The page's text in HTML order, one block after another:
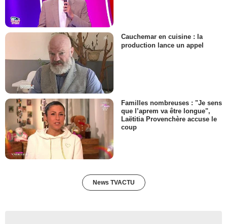
Cauchemar en cuisine : la
production lance un appel
Familles nombreuses : "Je sens
que l’aprem va être longue",
Laëtitia Provenchère accuse le
coup
News TVACTU